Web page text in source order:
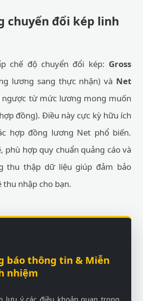
chuyển đổi kép linh
chế độ chuyển đổi kép: Gross
lương sang thực nhận) và Net
ngược từ mức lương mong muốn
đồng). Điều này cực kỳ hữu ích
hợp đồng lương Net phổ biến.
phù hợp quy chuẩn quảng cáo và
thu thập dữ liệu giúp đảm bảo
nhập cho bạn.
báo thông tin & Miễn
nhiệm
lưu ý các điều khoản quan trọng